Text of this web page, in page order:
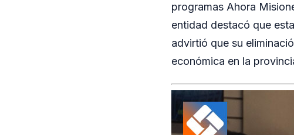
programas Ahora
entidad destacó que
advirtió que su
económica en la